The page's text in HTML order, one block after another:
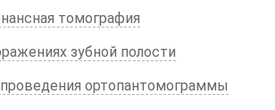
томография
зубной полости
ортопантомограммы